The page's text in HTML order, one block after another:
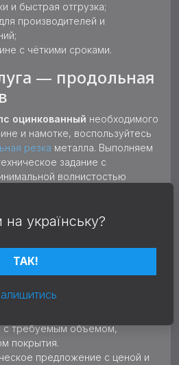
и быстрая отгрузка;
производителей и
с чёткими сроками.
— продольная
оцинкованный необходимого
и намотке, воспользуйтесь
резка металла. Выполняем
задание с
волнистостью
— штрипс
и сроков поставки свяжитесь с
запрос на сайте.
подберёт параметры
с требуемым объёмом,
покрытия.
предложение с ценой и
українську?
ТАК!